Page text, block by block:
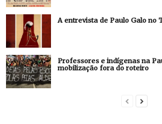
A entrevista de Paulo Galo no
Professores e indígenas na
mobilização fora do roteiro